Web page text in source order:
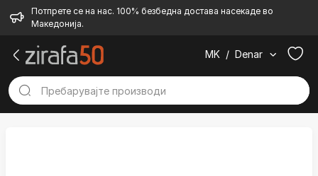
Потпрете се на нас. 100% безбедна достава насекаде во
Македонија.
MK / Denar